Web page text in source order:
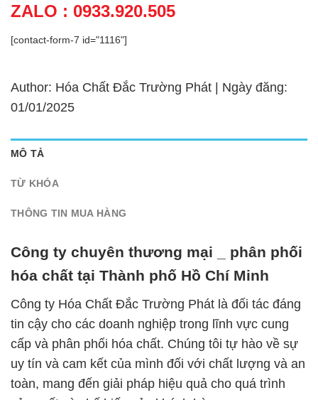
ZALO : 0933.920.505
[contact-form-7 id="1116"]
Author: Hóa Chất Đắc Trường Phát | Ngày đăng:
01/01/2025
MÔ TẢ
TỪ KHÓA
THÔNG TIN MUA HÀNG
Công ty chuyên thương mại _ phân phối
hóa chất tại Thành phố Hồ Chí Minh
Công ty Hóa Chất Đắc Trường Phát là đối tác đáng
tin cậy cho các doanh nghiệp trong lĩnh vực cung
cấp và phân phối hóa chất. Chúng tôi tự hào về sự
uy tín và cam kết của mình đối với chất lượng và an
toàn, mang đến giải pháp hiệu quả cho quá trình